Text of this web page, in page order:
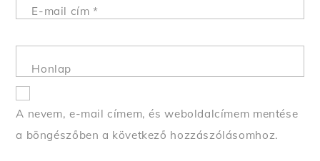
E-mail cím*
Honlap
A nevem, e-mail címem, és weboldalcímem mentése
a böngészőben a következő hozzászólásomhoz.